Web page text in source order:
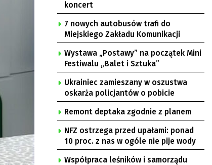
koncert
7 nowych autobusów trafi do
Miejskiego Zakładu Komunikacji
Wystawa „Postawy” na początek Mini
Festiwalu „Balet i Sztuka”
Ukrainiec zamieszany w oszustwa
oskarża policjantów o pobicie
Remont deptaka zgodnie z planem
NFZ ostrzega przed upałami: ponad
10 proc. z nas w ogóle nie pije wody
Współpraca leśników i samorządu